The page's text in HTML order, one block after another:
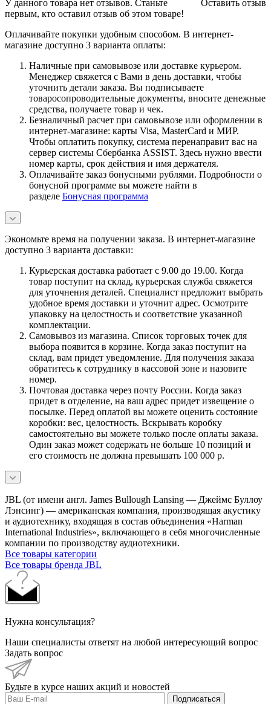
Оставить отзыв
У данного товара нет отзывов. Станьте
первым, кто оставил отзыв об этом товаре!
Оплачивайте покупки удобным способом. В интернет-
магазине доступно 3 варианта оплаты:
Наличные при самовывозе или доставке курьером.
Менеджер свяжется с Вами в день доставки, чтобы
уточнить детали заказа. Вы подписываете
товаросопроводительные документы, вносите денежные
средства, получаете товар и чек.
Безналичный расчет при самовывозе или оформлении в
интернет-магазине: карты Visa, MasterCard и МИР.
Чтобы оплатить покупку, система перенаправит вас на
сервер системы Сбербанка ASSIST. Здесь нужно ввести
номер карты, срок действия и имя держателя.
Оплачивайте заказ бонусными рублями. Подробности о
бонусной программе вы можете найти в
разделе Бонусная программа
Экономьте время на получении заказа. В интернет-магазине
доступно 3 варианта доставки:
Курьерская доставка работает с 9.00 до 19.00. Когда
товар поступит на склад, курьерская служба свяжется
для уточнения деталей. Специалист предложит выбрать
удобное время доставки и уточнит адрес. Осмотрите
упаковку на целостность и соответствие указанной
комплектации.
Самовывоз из магазина. Список торговых точек для
выбора появится в корзине. Когда заказ поступит на
склад, вам придет уведомление. Для получения заказа
обратитесь к сотруднику в кассовой зоне и назовите
номер.
Почтовая доставка через почту России. Когда заказ
придет в отделение, на ваш адрес придет извещение о
посылке. Перед оплатой вы можете оценить состояние
коробки: вес, целостность. Вскрывать коробку
самостоятельно вы можете только после оплаты заказа.
Один заказ может содержать не больше 10 позиций и
его стоимость не должна превышать 100 000 р.
JBL (от имени англ. James Bullough Lansing — Джеймс Буллоу
Лэнсинг) — американская компания, производящая акустику
и аудиотехнику, входящая в состав объединения «Harman
International Industries», включающего в себя многочисленные
компании по производству аудиотехники.
Все товары категории
Все товары бренда JBL
Нужна консультация?
Наши специалисты ответят на любой интересующий вопрос
Задать вопрос
Будьте в курсе наших акций и новостей
Подписаться